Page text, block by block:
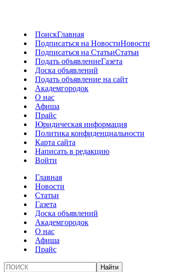
ПоискГлавная
Подписаться на НовостиНовости
Подписаться на СтатьиСтатьи
Подать объявлениеГазета
Доска объявлений
Подать объявление на сайт
Академгородок
О нас
Афиша
Прайс
Юридическая информация
Политика конфиденциальности
Карта сайта
Написать в редакцию
Войти
Главная
Новости
Статьи
Газета
Доска объявлений
Академгородок
О нас
Афиша
Прайс